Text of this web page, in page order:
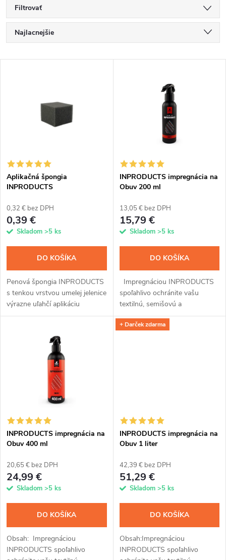
Filtrovať
R
a
i
e
p
r
d
u
v
Najlacnejšie
s
p
r
o
d
u
k
Aplikačná špongia
INPRODUCTS
0,32 € bez DPH
0,39 €
Skladom >5 ks
DO KOŠÍKA
Penová špongia INPRODUCTS
s tenkou vrstvou umelej jelenice
výrazne uľahčí aplikáciu
všetkých impregnácií.
INPRODUCTS impregnácia na
Obuv 200 ml
13,05 € bez DPH
15,79 €
Skladom >5 ks
DO KOŠÍKA
Impregnáciou INPRODUCTS
spoľahlivo ochránite vašu
textilnú, semišovú a
membránovú obuv pred
prevlhnutím a znečistením.
INPRODUCTS impregnácia na
Obuv 400 ml
20,65 € bez DPH
24,99 €
Skladom >5 ks
DO KOŠÍKA
Obsah: Impregnáciou
INPRODUCTS spoľahlivo
+ Darček zdarma
INPRODUCTS impregnácia na
Obuv 1 liter
42,39 € bez DPH
51,29 €
Skladom >5 ks
DO KOŠÍKA
Obsah:Impregnáciou
INPRODUCTS spoľahlivo